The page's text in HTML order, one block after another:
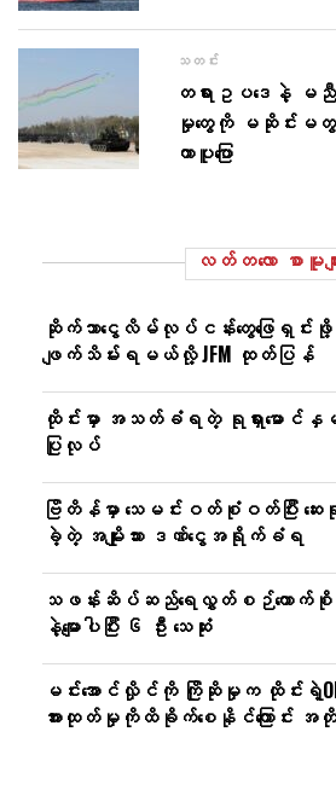
သတင်း
တရားဥပဒေနဲ့
မှုတွေကို မဆိုင်းမ
ကာပူပြော
လတ်တ‌လော စာမူမျ
ဆိုက်ဘာငွေလိမ်လုပ်ငန်းတွေဖြေရှ
ဖျက်သိမ်းရမယ်လို့ JFM ထုတ်ပြန်
ထိုင်းမှာ အသတ်ခံရတဲ့ ရုရှားမောင်
ပြုလုပ်
ဗြိတိန်မှာ သေမင်းဝတ်စုံဝတ်ပြီး ဆေးရုံ
ခဲ့တဲ့ အမျိုးသား ဒဏ်ငွေအရိုက်ခံရ
သဖန်းဆိပ်ဆည်ရေလွှတ်စဉ်ကောက်စို
နဲ့မျောပါပြီး ၆ ဦး သေဆုံး
မင်းအောင်လှိုင်ကို ကြိုဆိုမှုက ထိုင်းရဲ့
အားထုတ်မှုကိုထိခိုက်စေနိုင်ကြောင်း